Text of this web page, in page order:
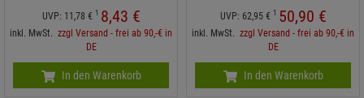
UVP: 11,78 € 1 8,43 €
inkl. MwSt. zzgl Versand - frei ab 90,-€ in
DE
In den Warenkorb
UVP: 62,95 € 1 50,90 €
inkl. MwSt. zzgl Versand - frei ab 90,-€ in
DE
In den Warenkorb